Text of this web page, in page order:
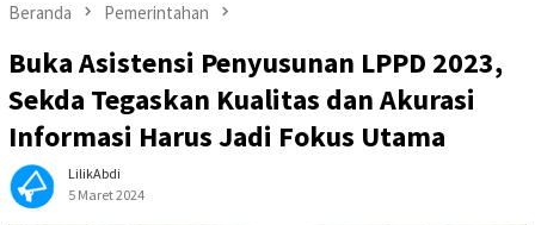
Beranda Pemerintahan
Buka Asistensi Penyusunan LPPD 2023,
Sekda Tegaskan Kualitas dan Akurasi
Informasi Harus Jadi Fokus Utama
LilikAbdi
5 Maret 2024